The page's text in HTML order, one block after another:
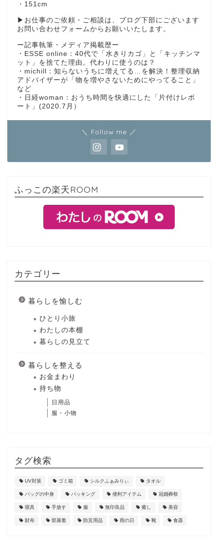
・151cm
▶︎お仕事のご依頼・ご相談は、ブログ下部にございます
お問い合わせフォームからお願いいたします。
ー記事執筆・メディア掲載歴ー
・ESSE online：40代で「水きりカゴ」と「キッチンマ
ット」を捨てた理由。代わりに使うのは？
・michill：知らないうちに増えてる…を解決！整理収納
アドバイザーが「物を増やさないためにやってること」
など
・日経woman：おうち時間を快適にした「片付けレポ
ート」(2020.7月）
＼ Follow me ／
ふっこの楽天ROOM
カテゴリー
暮らしを愉しむ
ひとり小旅
わたしの本棚
暮らしの見立て
暮らしを整える
お金まわり
持ち物
日用品
服・小物
タグ検索
UV対策 ゴミ箱 シルクふぁみりぃ タオル
バッグの中身 パッキング 便利アイテム 冠婚葬祭
寝具 手放す 服 無印良品 癒し 美容
財布 部屋着 防災用品 雨の日 靴 食器
暮らしを愉しむ
ひとり小旅
わたしの本棚